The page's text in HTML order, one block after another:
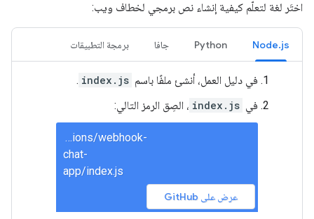
اختَر لغة لتعلّم كيفية إنشاء نص برمجي لخطاف ويب:
Node.js
Python جافا برمجة التطبيقات
في دليل العمل، أنشئ ملفًا باسم index.js
.
في index.js ، الصِق الرمز التالي:
solutions/webhook-
chat-
app/index.js
عرض على GitHub